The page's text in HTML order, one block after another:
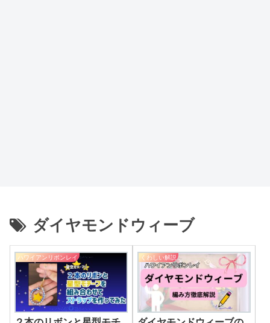
ダイヤモンドウィーブ
ハワイアンリボンレイ くわしい解説